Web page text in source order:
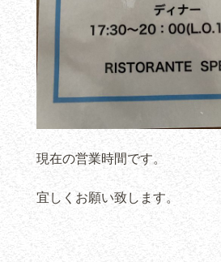
現在の営業時間です。
宜しくお願い致します。